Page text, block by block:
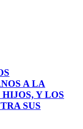
A LA
Y LOS
SUS